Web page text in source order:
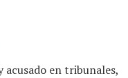
acusado en tribunales,